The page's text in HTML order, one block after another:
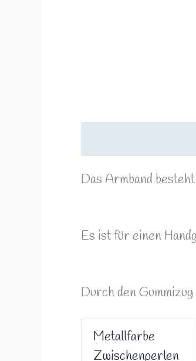
Das Armband
Es ist für einen
Durch den
Metallfarbe
Zwischenperlen